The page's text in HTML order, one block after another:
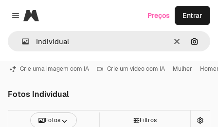
Close menu
Magnific
Limpar
Preços Entrar
Crie uma imagem com IA Crie um vídeo com IA Mulher
Fotos Individual
Fotos Filtros